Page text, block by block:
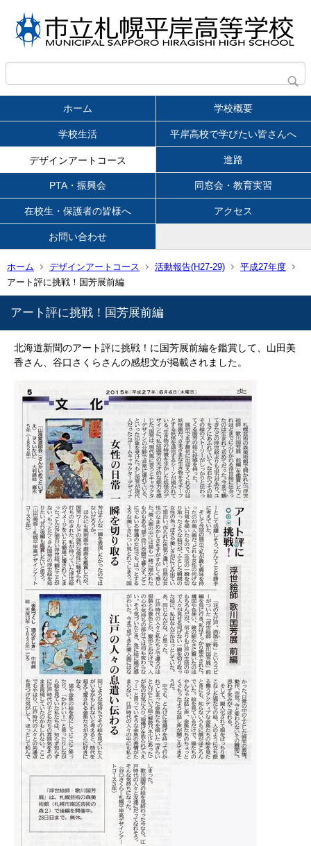
ホーム 学校概要
学校生活 平岸高校で学びたい皆さんへ
デザインアートコース 進路
PTA・振興会 同窓会・教育実習
在校生・保護者の皆様へ アクセス
お問い合わせ
ホーム デザインアートコース 活動報告(H27-29)
平成27年度
アート評に挑戦！国芳展前編
アート評に挑戦！国芳展前編
北海道新聞のアート評に挑戦！に国芳展前編を鑑賞して、山田美
香さん、谷口さくらさんの感想文が掲載されました。